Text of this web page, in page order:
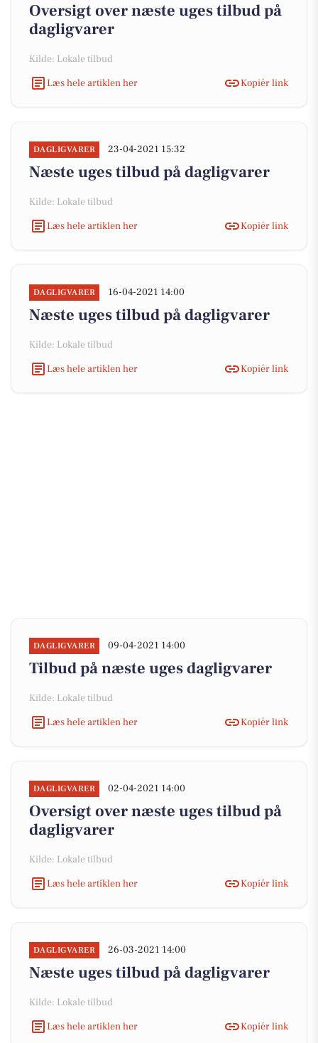
Oversigt over næste uges tilbud på
dagligvarer
Kilde: Lokale tilbud
Læs hele artiklen her
Kopiér link
DAGLIGVARER 23-04-2021 15:32
Næste uges tilbud på dagligvarer
Kilde: Lokale tilbud
Læs hele artiklen her
Kopiér link
DAGLIGVARER 16-04-2021 14:00
Næste uges tilbud på dagligvarer
Kilde: Lokale tilbud
Læs hele artiklen her
Kopiér link
DAGLIGVARER 09-04-2021 14:00
Tilbud på næste uges dagligvarer
Kilde: Lokale tilbud
Læs hele artiklen her
Kopiér link
DAGLIGVARER 02-04-2021 14:00
Oversigt over næste uges tilbud på
dagligvarer
Kilde: Lokale tilbud
Læs hele artiklen her
Kopiér link
DAGLIGVARER 26-03-2021 14:00
Næste uges tilbud på dagligvarer
Kilde: Lokale tilbud
Læs hele artiklen her
Kopiér link